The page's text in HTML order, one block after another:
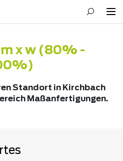
x w (80% -
Standort in Kirchbach
Maßanfertigungen.